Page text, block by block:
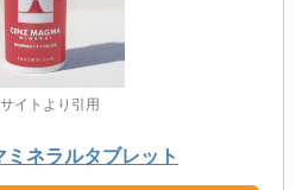
イトより引用
ミネラルタブレット